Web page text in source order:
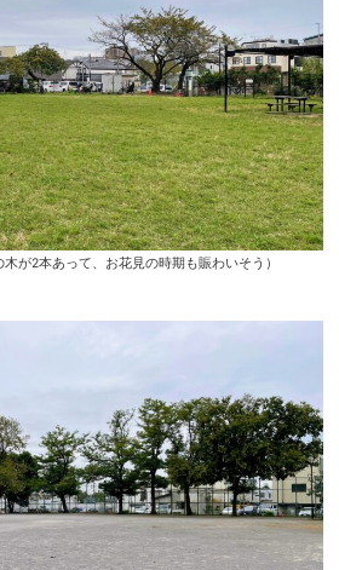
木が2本あって、お花見の時期も賑わいそう）